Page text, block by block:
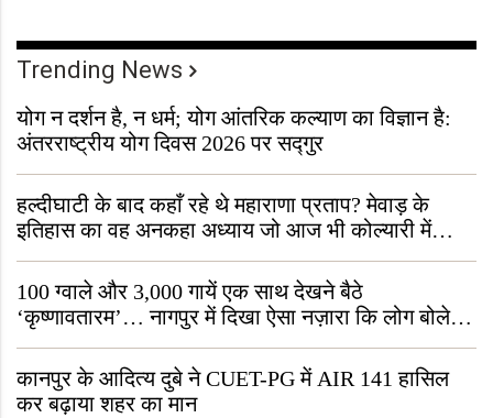
Trending News
योग न दर्शन है, न धर्म; योग आंतरिक कल्याण का विज्ञान है:
अंतरराष्ट्रीय योग दिवस 2026 पर सद्गुर
हल्दीघाटी के बाद कहाँ रहे थे महाराणा प्रताप? मेवाड़ के
इतिहास का वह अनकहा अध्याय जो आज भी कोल्यारी में
जीवित है
100 ग्वाले और 3,000 गायें एक साथ देखने बैठे
‘कृष्णावतारम’… नागपुर में दिखा ऐसा नज़ारा कि लोग बोले,
“ऐसा तो सिर्फ़ कृष्ण ही कर सकते हैं”
कानपुर के आदित्य दुबे ने CUET-PG में AIR 141 हासिल
कर बढ़ाया शहर का मान